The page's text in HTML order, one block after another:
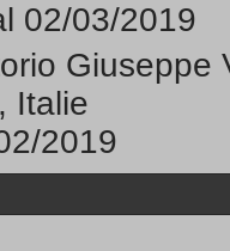
02/03/2019
Giuseppe
Italie
2019